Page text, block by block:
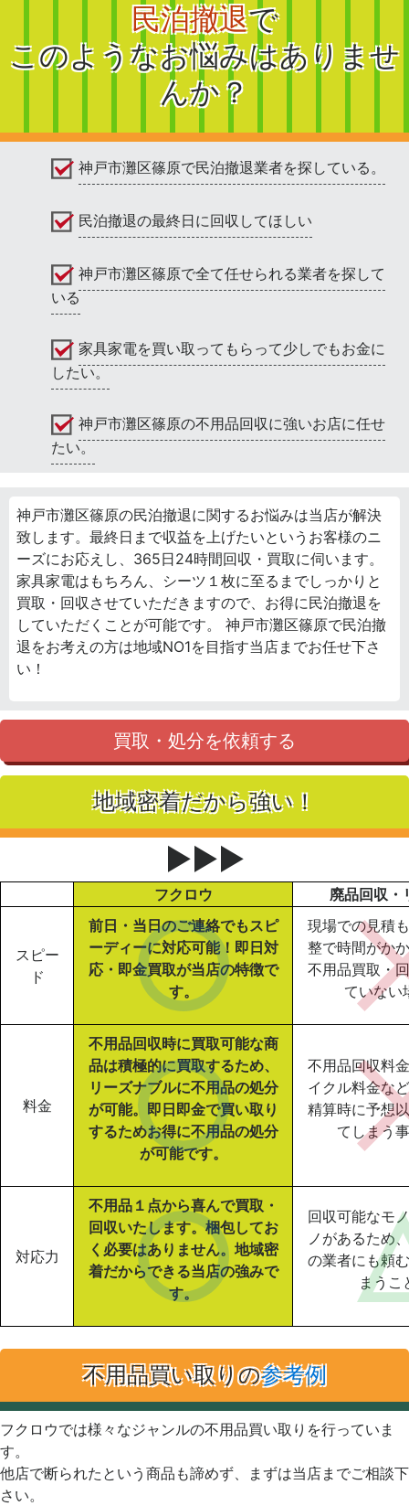
民泊撤退で
このようなお悩みはありませ
んか？
神戸市灘区篠原で民泊撤退業者を探している。
民泊撤退の最終日に回収してほしい
神戸市灘区篠原で全て任せられる業者を探して
いる
家具家電を買い取ってもらって少しでもお金に
したい。
神戸市灘区篠原の不用品回収に強いお店に任せ
たい。
神戸市灘区篠原の民泊撤退に関するお悩みは当店が解決
致します。最終日まで収益を上げたいというお客様のニ
ーズにお応えし、365日24時間回収・買取に伺います。
家具家電はもちろん、シーツ１枚に至るまでしっかりと
買取・回収させていただきますので、お得に民泊撤退を
していただくことが可能です。 神戸市灘区篠原で民泊撤
退をお考えの方は地域NO1を目指す当店までお任せ下さ
い！
買取・処分を依頼する
地域密着だから強い！
▶▶▶
フクロウ 廃品回収・
スピー
ド
前日・当日のご連絡でもスピ
ーディーに対応可能！即日対
応・即金買取が当店の特徴で
す。
現場での見積
整で時間がか
不用品買取・
ていない
料金
不用品回収時に買取可能な商
品は積極的に買取するため、
リーズナブルに不用品の処分
が可能。即日即金で買い取り
するためお得に不用品の処分
が可能です。
不用品回収料
イクル料金な
精算時に予想
てしまう
対応力
不用品１点から喜んで買取・
回収いたします。梱包してお
く必要はありません。地域密
着だからできる当店の強みで
す。
回収可能なモ
ノがあるため
の業者にも頼
まうこ
不用品買い取りの参考例
フクロウでは様々なジャンルの不用品買い取りを行っていま
す。
他店で断られたという商品も諦めず、まずは当店までご相談下
さい。